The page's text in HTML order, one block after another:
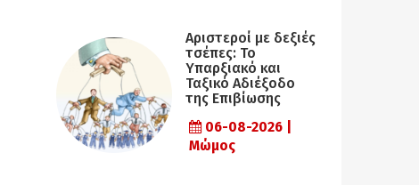
Αριστεροί με δεξιές
τσέπες: Το
Υπαρξιακό και
Ταξικό Αδιέξοδο
της Επιβίωσης
06-08-2026 |
Μώμος